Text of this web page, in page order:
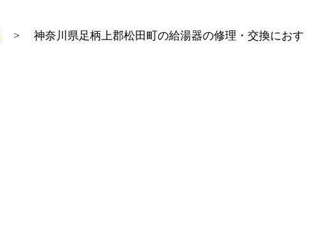
> 神奈川県足柄上郡松田町の給湯器の修理・交換におす